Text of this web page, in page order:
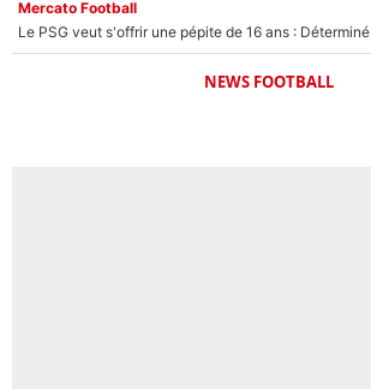
Mercato Football
NEWS FOOTBALL